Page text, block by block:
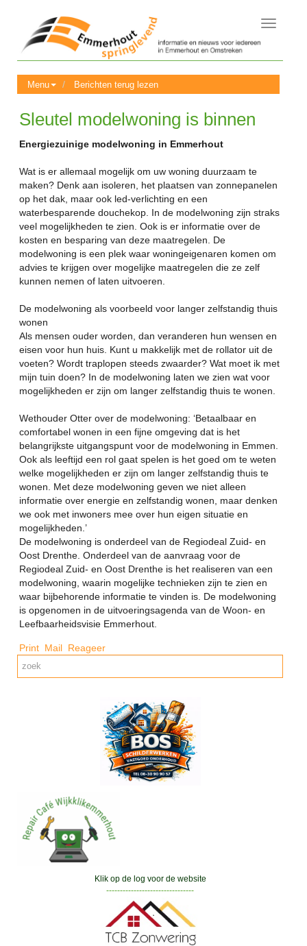
Toggle
Menu Berichten terug lezen
Sleutel modelwoning is binnen
Energiezuinige modelwoning in Emmerhout
Wat is er allemaal mogelijk om uw woning duurzaam te
maken? Denk aan isoleren, het plaatsen van zonnepanelen
op het dak, maar ook led-verlichting en een
waterbesparende douchekop. In de modelwoning zijn straks
veel mogelijkheden te zien. Ook is er informatie over de
kosten en besparing van deze maatregelen. De
modelwoning is een plek waar woningeigenaren komen om
advies te krijgen over mogelijke maatregelen die ze zelf
kunnen nemen of laten uitvoeren.
De modelwoning als voorbeeld voor langer zelfstandig thuis
wonen
Als mensen ouder worden, dan veranderen hun wensen en
eisen voor hun huis. Kunt u makkelijk met de rollator uit de
voeten? Wordt traplopen steeds zwaarder? Wat moet ik met
mijn tuin doen? In de modelwoning laten we zien wat voor
mogelijkheden er zijn om langer zelfstandig thuis te wonen.
Wethouder Otter over de modelwoning: ‘Betaalbaar en
comfortabel wonen in een fijne omgeving dat is het
belangrijkste uitgangspunt voor de modelwoning in Emmen.
Ook als leeftijd een rol gaat spelen is het goed om te weten
welke mogelijkheden er zijn om langer zelfstandig thuis te
wonen. Met deze modelwoning geven we niet alleen
informatie over energie en zelfstandig wonen, maar denken
we ook met inwoners mee over hun eigen situatie en
mogelijkheden.’
De modelwoning is onderdeel van de Regiodeal Zuid- en
Oost Drenthe. Onderdeel van de aanvraag voor de
Regiodeal Zuid- en Oost Drenthe is het realiseren van een
modelwoning, waarin mogelijke technieken zijn te zien en
waar bijbehorende informatie te vinden is. De modelwoning
is opgenomen in de uitvoeringsagenda van de Woon- en
Leefbaarheidsvisie Emmerhout.
Print Mail Reageer
Klik op de log voor de website
--------------------------------